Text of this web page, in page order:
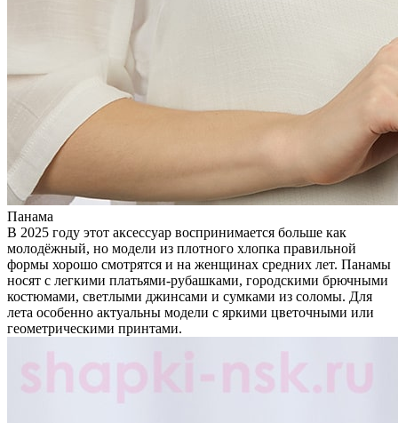
Панама
В 2025 году этот аксессуар воспринимается больше как
молодёжный, но модели из плотного хлопка правильной
формы хорошо смотрятся и на женщинах средних лет. Панамы
носят с легкими платьями-рубашками, городскими брючными
костюмами, светлыми джинсами и сумками из соломы. Для
лета особенно актуальны модели с яркими цветочными или
геометрическими принтами.